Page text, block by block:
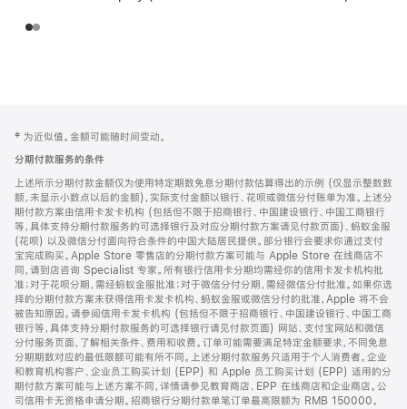
页
页
脚
注
‡ 为近似值。金额可能随时间变动。
分期付款服务的条件
上述所示分期付款金额仅为使用特定期数免息分期付款估算得出的示例 (仅显示整数数
额，未显示小数点以后的金额)，实际支付金额以银行、花呗或微信分付账单为准。上述分
期付款方案由信用卡发卡机构 (包括但不限于招商银行、中国建设银行、中国工商银行
等，具体支持分期付款服务的可选择银行及对应分期付款方案请见付款页面)、蚂蚁金服
(花呗) 以及微信分付面向符合条件的中国大陆居民提供。部分银行会要求你通过支付
宝完成购买。Apple Store 零售店的分期付款方案可能与 Apple Store 在线商店不
同，请到店咨询 Specialist 专家。所有银行信用卡分期均需经你的信用卡发卡机构批
准；对于花呗分期，需经蚂蚁金服批准；对于微信分付分期，需经微信分付批准。如果你选
择的分期付款方案未获得信用卡发卡机构、蚂蚁金服或微信分付的批准，Apple 将不会
被告知原因。请参阅信用卡发卡机构 (包括但不限于招商银行、中国建设银行、中国工商
银行等，具体支持分期付款服务的可选择银行请见付款页面) 网站、支付宝网站和微信
分付服务页面，了解相关条件、费用和收费。订单可能需要满足特定金额要求，不同免息
分期期数对应的最低限额可能有所不同。上述分期付款服务只适用于个人消费者。企业
和教育机构客户、企业员工购买计划 (EPP) 和 Apple 员工购买计划 (EPP) 适用的分
期付款方案可能与上述方案不同，详情请参见教育商店、EPP 在线商店和企业商店。公
司信用卡无资格申请分期。招商银行分期付款单笔订单最高限额为 RMB 150000。